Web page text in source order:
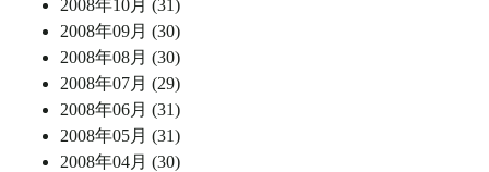
2008年10月 (31)
2008年09月 (30)
2008年08月 (30)
2008年07月 (29)
2008年06月 (31)
2008年05月 (31)
2008年04月 (30)